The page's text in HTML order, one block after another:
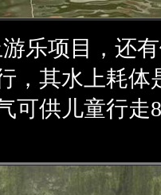
乐项目，还
，其水上耗体
可供儿童行走